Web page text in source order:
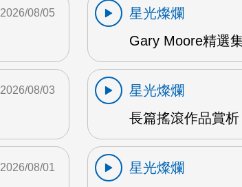
2026/08/05
星光燦爛
Gary Moore精選
2026/08/03
星光燦爛
長篇搖滾作品賞
2026/08/01
星光燦爛